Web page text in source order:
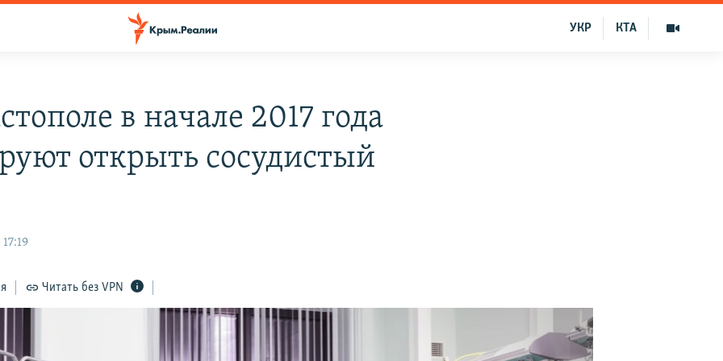
КТА
УКР
в начале 2017 года
открыть сосудистый
Читать без VPN